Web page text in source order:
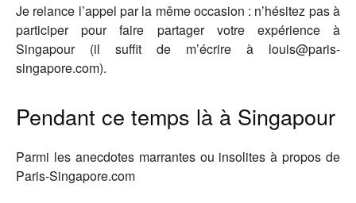
Je relance l’appel par la même occasion : n’hésitez pas à
participer pour faire partager votre expérience à
Singapour (il suffit de m’écrire à louis@paris-
singapore.com).
Pendant ce temps là à Singapour
Parmi les anecdotes marrantes ou insolites à propos de
Paris-Singapore.com